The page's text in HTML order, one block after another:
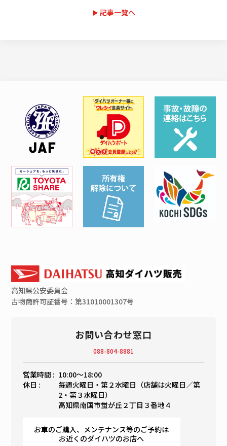
記事一覧へ
高知県公安委員会
古物商許可証番号：第31010001307号
お問い合わせ窓口
088-804-8881
営業時間 : 10:00〜18:00
休日 :
毎週火曜日・第２水曜日（店舗は火曜日／第
2・第３水曜日）
高知県南国市蛍が丘２丁目３番地４
お車のご購入、メンテナンス等のご予約は
お近くのダイハツのお店へ